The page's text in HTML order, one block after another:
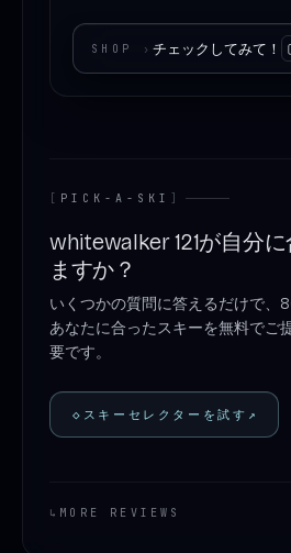
SHOP ›チェックしてみて！
PICK-A-SKI
whitewalker 121が自分
ますか？
いくつかの質問に答えるだけで、
あなたに合ったスキーを無料でご
要です。
◇ スキーセレクターを試す ↗
↳ MORE REVIEWS